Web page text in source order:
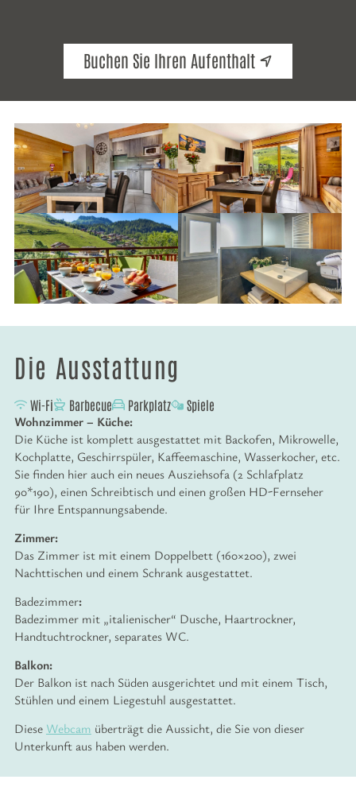
Buchen Sie Ihren Aufenthalt
Die Ausstattung
Wi-Fi Barbecue Parkplatz Spiele
Wohnzimmer – Küche:
Die Küche ist komplett ausgestattet mit Backofen, Mikrowelle,
Kochplatte, Geschirrspüler, Kaffeemaschine, Wasserkocher, etc.
Sie finden hier auch ein neues Ausziehsofa (2 Schlafplatz
90*190), einen Schreibtisch und einen großen HD-Fernseher
für Ihre Entspannungsabende.
Zimmer:
Das Zimmer ist mit einem Doppelbett (160×200), zwei
Nachttischen und einem Schrank ausgestattet.
Badezimmer:
Badezimmer mit „italienischer“ Dusche, Haartrockner,
Handtuchtrockner, separates WC.
Balkon:
Der Balkon ist nach Süden ausgerichtet und mit einem Tisch,
Stühlen und einem Liegestuhl ausgestattet.
Diese Webcam überträgt die Aussicht, die Sie von dieser
Unterkunft aus haben werden.